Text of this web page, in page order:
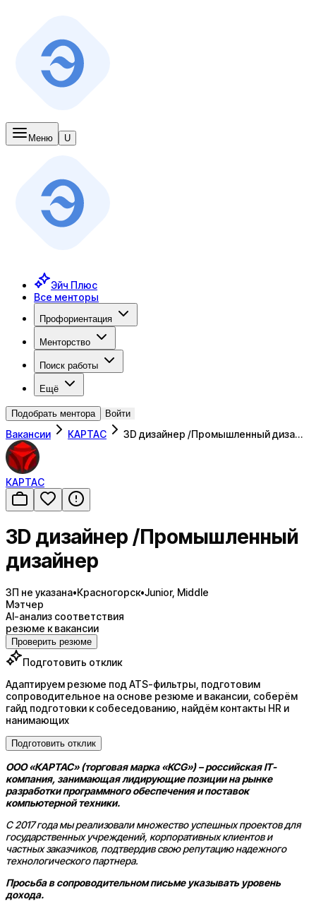
Меню U
Эйч Плюс
Все менторы
Профориентация
Менторство
Поиск работы
Ещё
Подобрать ментора Войти
Вакансии КАРТАС 3D дизайнер /Промышленный диза…
КАРТАС
3D дизайнер /Промышленный
дизайнер
ЗП не указана•Красногорск•Junior, Middle
Мэтчер
AI-анализ соответствия
резюме к вакансии
Проверить резюме
Подготовить отклик
Адаптируем резюме под ATS-фильтры, подготовим
сопроводительное на основе резюме и вакансии, соберём
гайд подготовки к собеседованию, найдём контакты HR и
нанимающих
Подготовить отклик
ООО «КАРТАС» (торговая марка «KCG») – российская IT-
компания, занимающая лидирующие позиции на рынке
разработки программного обеспечения и поставок
компьютерной техники.
С 2017 года мы реализовали множество успешных проектов для
государственных учреждений, корпоративных клиентов и
частных заказчиков, подтвердив свою репутацию надежного
технологического партнера.
Просьба в сопроводительном письме указывать уровень
дохода.